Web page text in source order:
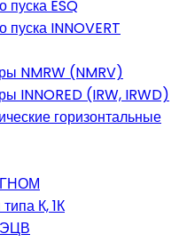
пуска ESQ
пуска INNOVERT
NMRW (NMRV)
INNORED (IRW, IRWD)
горизонтальные
ГНОМ
К, 1К
ЭЦВ